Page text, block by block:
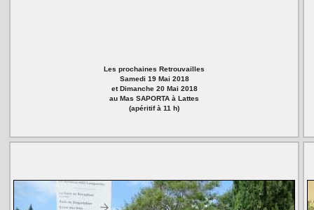
Les prochaines Retrouvailles
Samedi 19 Mai 2018
et Dimanche 20 Mai 2018
au Mas SAPORTA à Lattes
(apéritif à 11 h)